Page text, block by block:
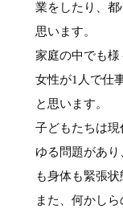
業をしたり、都
思います。
家庭の中でも様
女性が1人で仕
と思います。
子どもたちは
ゆる問題があ
も身体も緊張状
また、何かし